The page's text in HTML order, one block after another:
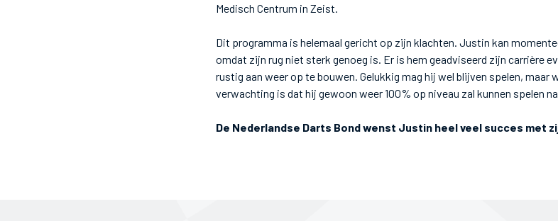
Medisch Centrum in Zeist.
Dit programma is helemaal gericht op zijn klachten. Justin kan
omdat zijn rug niet sterk genoeg is. Er is hem geadviseerd zijn carrière
rustig aan weer op te bouwen. Gelukkig mag hij wel blijven spelen, maar
verwachting is dat hij gewoon weer 100% op niveau zal kunnen spelen
De Nederlandse Darts Bond wenst Justin heel veel succes met